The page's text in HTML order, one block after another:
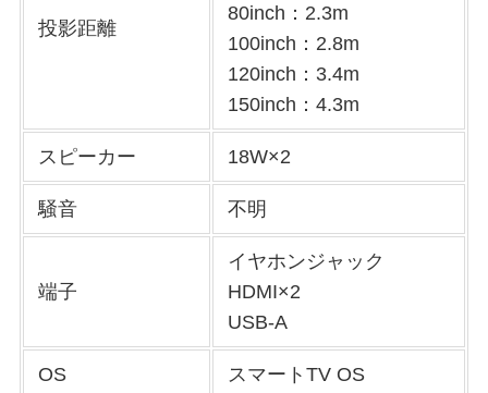
投影距離
80inch：2.3m
100inch：2.8m
120inch：3.4m
150inch：4.3m
スピーカー 18W×2
騒音 不明
端子
イヤホンジャック
HDMI×2
USB-A
OS スマートTV OS